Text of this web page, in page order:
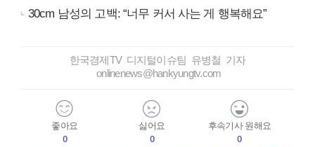
30cm 남성의 고백: “너무 커서 사는 게 행복해요”
한국경제TV 디지털이슈팀 유병철 기자
onlinenews@hankyungtv.com
좋아요
0
싫어요
0
후속기사 원해요
0